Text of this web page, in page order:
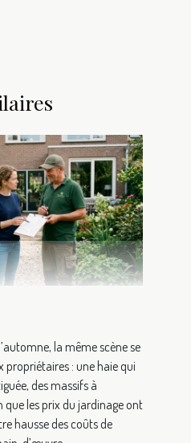
la même scène se
propriétaires : une haie qui
des massifs à
que les prix du jardinage ont
hausse des coûts de